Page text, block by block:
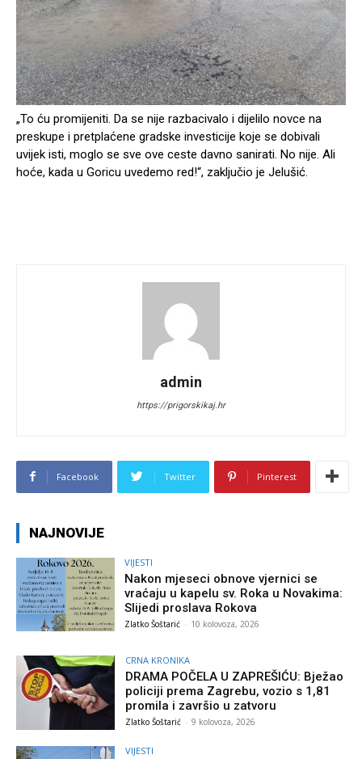
„To ću promijeniti. Da se nije razbacivalo i dijelilo novce na
preskupe i pretplaćene gradske investicije koje se dobivali
uvijek isti, moglo se sve ove ceste davno sanirati. No nije. Ali
hoće, kada u Goricu uvedemo red!“, zaključio je Jelušić.
admin
https://prigorskikaj.hr
Facebook Twitter Pinterest
NAJNOVIJE
VIJESTI
Nakon mjeseci obnove vjernici se
vraćaju u kapelu sv. Roka u Novakima:
Slijedi proslava Rokova
Zlatko Šoštarić - 10 kolovoza, 2026
CRNA KRONIKA
DRAMA POČELA U ZAPREŠIĆU: Bježao
policiji prema Zagrebu, vozio s 1,81
promila i završio u zatvoru
Zlatko Šoštarić - 9 kolovoza, 2026
VIJESTI